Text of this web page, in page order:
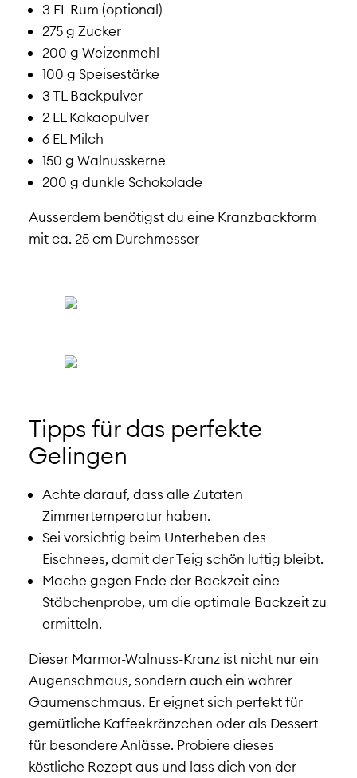
3 EL Rum (optional)
275 g Zucker
200 g Weizenmehl
100 g Speisestärke
3 TL Backpulver
2 EL Kakaopulver
6 EL Milch
150 g Walnusskerne
200 g dunkle Schokolade
Ausserdem benötigst du eine Kranzbackform
mit ca. 25 cm Durchmesser
Tipps für das perfekte
Gelingen
Achte darauf, dass alle Zutaten
Zimmertemperatur haben.
Sei vorsichtig beim Unterheben des
Eischnees, damit der Teig schön luftig bleibt.
Mache gegen Ende der Backzeit eine
Stäbchenprobe, um die optimale Backzeit zu
ermitteln.
Dieser Marmor-Walnuss-Kranz ist nicht nur ein
Augenschmaus, sondern auch ein wahrer
Gaumenschmaus. Er eignet sich perfekt für
gemütliche Kaffeekränzchen oder als Dessert
für besondere Anlässe. Probiere dieses
köstliche Rezept aus und lass dich von der